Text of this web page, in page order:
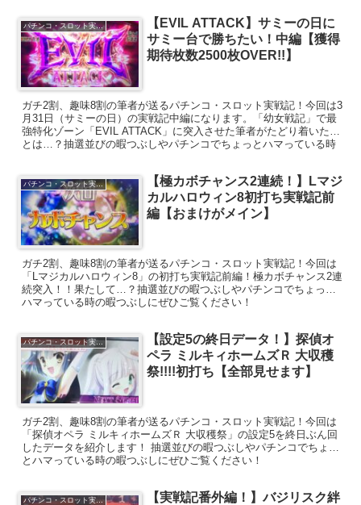
パチンコ・スロット実戦記
【EVIL ATTACK】サミーの日に
サミー台で勝ちたい！中編【獲得
期待枚数2500枚OVER!!】
ガチ2割、趣味8割の筆者が送るパチンコ・スロット実戦記！今回は3
月31日（サミーの日）の実戦記中編になります。「幼女戦記」で最
強特化ゾーン「EVIL ATTACK」に突入させた筆者がたどり着いた先
とは…？抽選並びの暇つぶしやパチンコでちょっとハマっている時
パチンコ・スロット実戦記
【極カボチャンス2連続！】Lマジ
カルハロウィン8初打ち実戦記前
編【おまけがメイン】
ガチ2割、趣味8割の筆者が送るパチンコ・スロット実戦記！今回は
「Lマジカルハロウィン8」の初打ち実戦記前編！極カボチャンス2連
続突入！！果たして…？抽選並びの暇つぶしやパチンコでちょっと
ハマっている時の暇つぶしにぜひご覧ください！
パチンコ・スロット実戦記
【設定5の終日データ！】探偵オ
ペラ ミルキィホームズＲ 大収穫
祭!!!!初打ち【全部見せます】
ガチ2割、趣味8割の筆者が送るパチンコ・スロット実戦記！今回は
「探偵オペラ ミルキィホームズＲ 大収穫祭」の設定5を終日ぶん回
したデータを紹介します！ 抽選並びの暇つぶしやパチンコでちょっ
とハマっている時の暇つぶしにぜひご覧ください！
パチンコ・スロット実戦記
【実戦記番外編！】バジリスク絆